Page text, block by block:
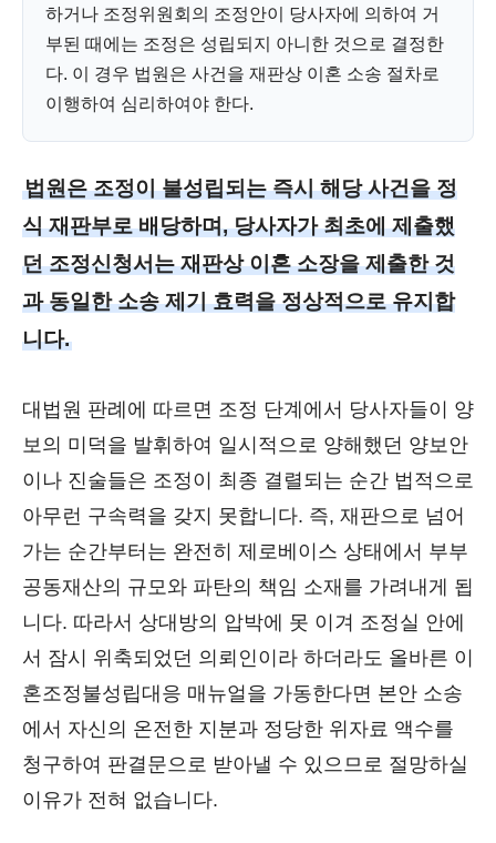
하거나 조정위원회의 조정안이 당사자에 의하여 거
부된 때에는 조정은 성립되지 아니한 것으로 결정한
다. 이 경우 법원은 사건을 재판상 이혼 소송 절차로
이행하여 심리하여야 한다.
법원은 조정이 불성립되는 즉시 해당 사건을 정
식 재판부로 배당하며, 당사자가 최초에 제출했
던 조정신청서는 재판상 이혼 소장을 제출한 것
과 동일한 소송 제기 효력을 정상적으로 유지합
니다.
대법원 판례에 따르면 조정 단계에서 당사자들이 양
보의 미덕을 발휘하여 일시적으로 양해했던 양보안
이나 진술들은 조정이 최종 결렬되는 순간 법적으로
아무런 구속력을 갖지 못합니다. 즉, 재판으로 넘어
가는 순간부터는 완전히 제로베이스 상태에서 부부
공동재산의 규모와 파탄의 책임 소재를 가려내게 됩
니다. 따라서 상대방의 압박에 못 이겨 조정실 안에
서 잠시 위축되었던 의뢰인이라 하더라도 올바른 이
혼조정불성립대응 매뉴얼을 가동한다면 본안 소송
에서 자신의 온전한 지분과 정당한 위자료 액수를
청구하여 판결문으로 받아낼 수 있으므로 절망하실
이유가 전혀 없습니다.